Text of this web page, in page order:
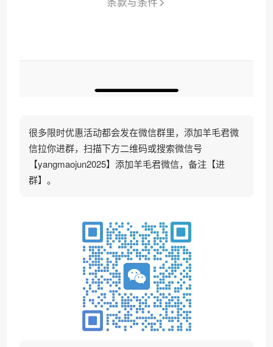
很多限时优惠活动都会发在微信群里，添加羊毛君微
信拉你进群，扫描下方二维码或搜索微信号
【yangmaojun2025】添加羊毛君微信，备注【进
群】。